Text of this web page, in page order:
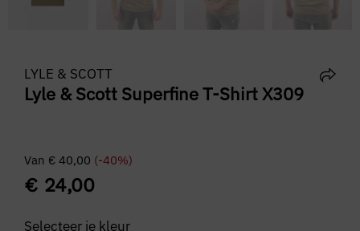
LYLE & SCOTT
Lyle & Scott Superfine T-Shirt X309
Van € 40,00 (-40%)
€ 24,00
Selecteer je kleur